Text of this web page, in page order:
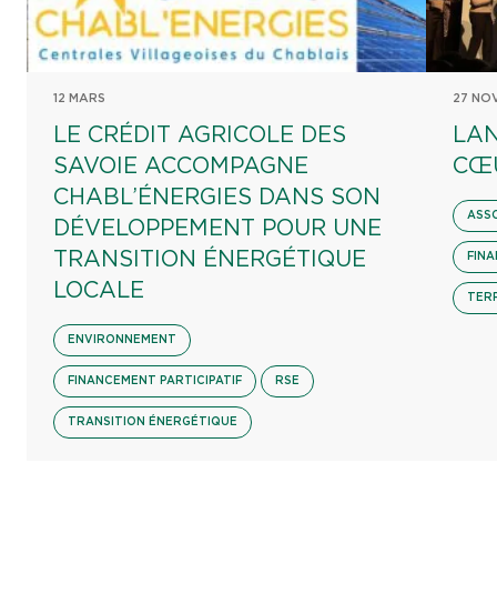
12 MARS
LE CRÉDIT AGRICOLE DES
SAVOIE ACCOMPAGNE
CHABL’ÉNERGIES DANS SON
DÉVELOPPEMENT POUR UNE
TRANSITION ÉNERGÉTIQUE
LOCALE
ENVIRONNEMENT
FINANCEMENT PARTICIPATIF RSE
TRANSITION ÉNERGÉTIQUE
27